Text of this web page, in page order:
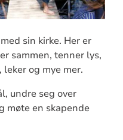
sin kirke. Her er
sammen, tenner lys,
og mye mer.
undre seg over
møte en skapende